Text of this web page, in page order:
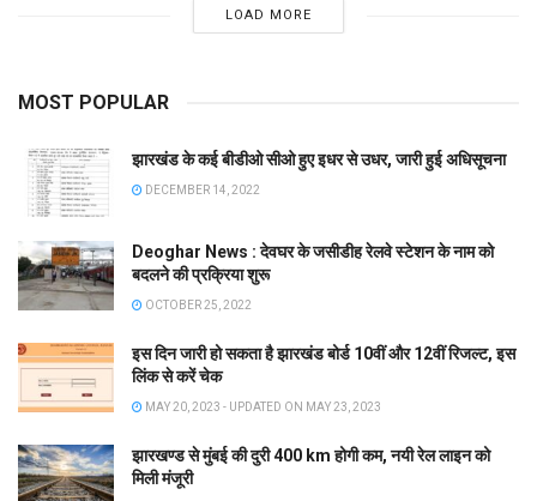
LOAD MORE
MOST POPULAR
झारखंड के कई बीडीओ सीओ हुए इधर से उधर, जारी हुई अधिसूचना
DECEMBER 14, 2022
Deoghar News : देवघर के जसीडीह रेलवे स्टेशन के नाम को
बदलने की प्रक्रिया शुरू
OCTOBER 25, 2022
इस दिन जारी हो सकता है झारखंड बोर्ड 10वीं और 12वीं रिजल्ट, इस
लिंक से करें चेक
MAY 20, 2023 - UPDATED ON MAY 23, 2023
झारखण्ड से मुंबई की दुरी 400 km होगी कम, नयी रेल लाइन को
मिली मंजूरी